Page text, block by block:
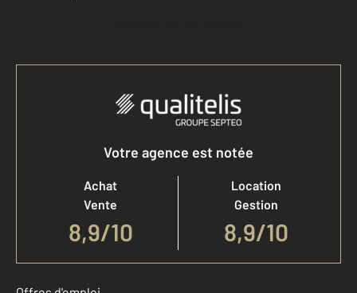
Accéder à mon compte
Votre agence est notée
Achat
Vente
8,9/10
Location
Gestion
8,9/10